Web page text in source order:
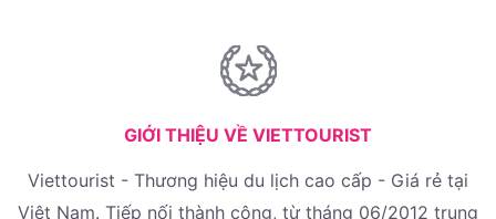
GIỚI THIỆU VỀ VIETTOURIST
Viettourist - Thương hiệu du lịch cao cấp - Giá rẻ tại
Việt Nam. Tiếp nối thành công, từ tháng 06/2012 trung